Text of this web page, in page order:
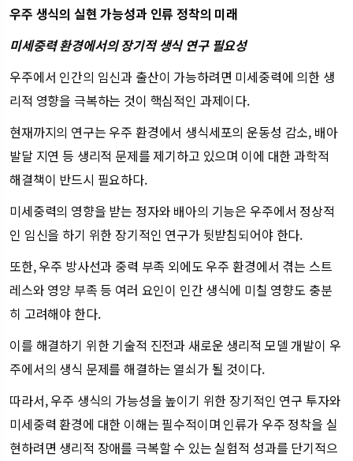
우주 생식의 실현 가능성과 인류 정착의 미래
미세중력 환경에서의 장기적 생식 연구 필요성
우주에서 인간의 임신과 출산이 가능하려면 미세중력에 의한 생
리적 영향을 극복하는 것이 핵심적인 과제이다.
현재까지의 연구는 우주 환경에서 생식세포의 운동성 감소, 배아
발달 지연 등 생리적 문제를 제기하고 있으며 이에 대한 과학적
해결책이 반드시 필요하다.
미세중력의 영향을 받는 정자와 배아의 기능은 우주에서 정상적
인 임신을 하기 위한 장기적인 연구가 뒷받침되어야 한다.
또한, 우주 방사선과 중력 부족 외에도 우주 환경에서 겪는 스트
레스와 영양 부족 등 여러 요인이 인간 생식에 미칠 영향도 충분
히 고려해야 한다.
이를 해결하기 위한 기술적 진전과 새로운 생리적 모델 개발이 우
주에서의 생식 문제를 해결하는 열쇠가 될 것이다.
따라서, 우주 생식의 가능성을 높이기 위한 장기적인 연구 투자와
미세중력 환경에 대한 이해는 필수적이며 인류가 우주 정착을 실
현하려면 생리적 장애를 극복할 수 있는 실험적 성과를 단기적으